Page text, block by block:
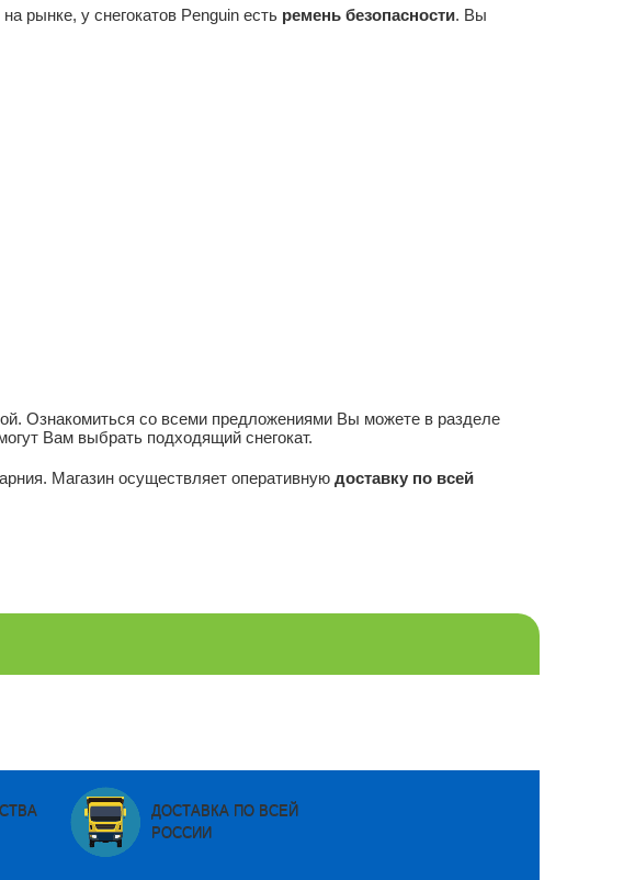
рынке, у снегокатов Penguin есть ремень безопасности. Вы
Ознакомиться со всеми предложениями Вы можете в разделе
Вам выбрать подходящий снегокат.
Магазин осуществляет оперативную доставку по всей
ДОСТАВКА ПО ВСЕЙ
РОССИИ